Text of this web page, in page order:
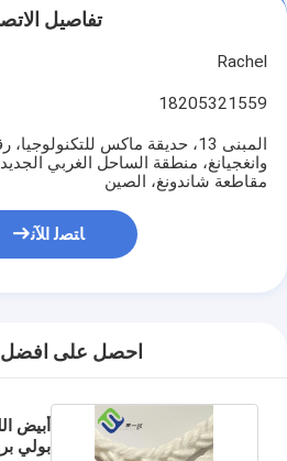
تفاصيل
Rachel
18205321559
وانغجيانغ، منطقة الساحل الغربي
مقاطعة شاندونغ، الصين
ﺎﺘﺼﻟ ﺍﻶﻧ
احصل على